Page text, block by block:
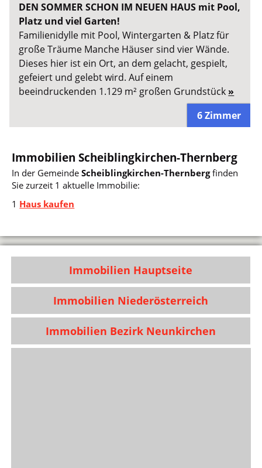
DEN SOMMER SCHON IM NEUEN HAUS mit Pool,
Platz und viel Garten!
Familienidylle mit Pool, Wintergarten & Platz für
große Träume Manche Häuser sind vier Wände.
Dieses hier ist ein Ort, an dem gelacht, gespielt,
gefeiert und gelebt wird. Auf einem
beeindruckenden 1.129 m² großen Grundstück »
6 Zimmer
Immobilien Scheiblingkirchen-Thernberg
In der GemeindeScheiblingkirchen-Thernbergfinden
Sie zurzeit 1 aktuelle Immobilie:
1 Haus kaufen
Immobilien Hauptseite
Immobilien Niederösterreich
Immobilien Bezirk Neunkirchen